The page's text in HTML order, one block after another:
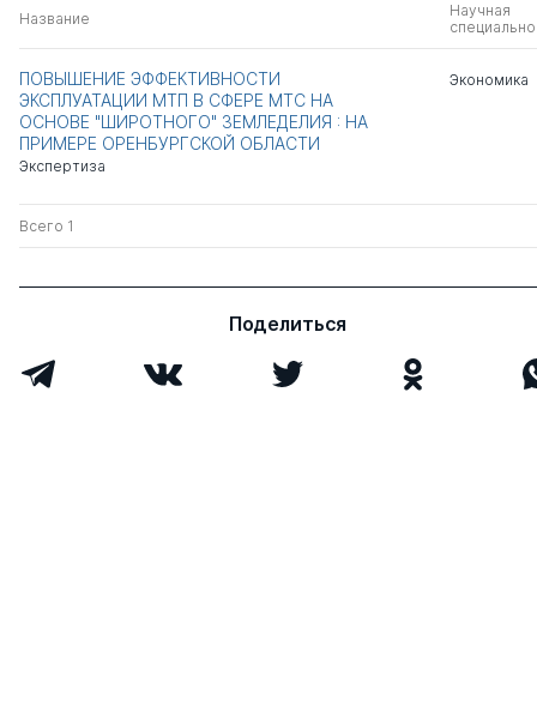
Название
Научная
ПОВЫШЕНИЕ ЭФФЕКТИВНОСТИ
ЭКСПЛУАТАЦИИ МТП В СФЕРЕ МТС НА
ОСНОВЕ "ШИРОТНОГО" ЗЕМЛЕДЕЛИЯ : НА
ПРИМЕРЕ ОРЕНБУРГСКОЙ ОБЛАСТИ
Экспертиза
Экономика
Всего 1
Поделиться